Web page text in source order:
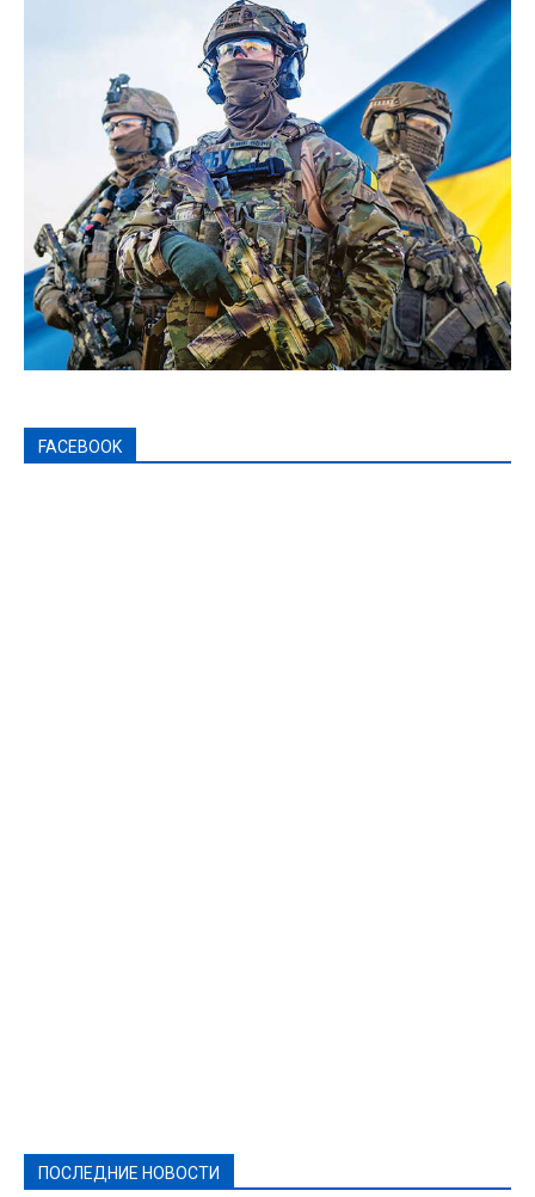
FACEBOOK
ПОСЛЕДНИЕ НОВОСТИ